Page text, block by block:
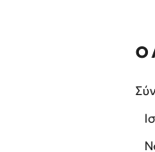
Ο